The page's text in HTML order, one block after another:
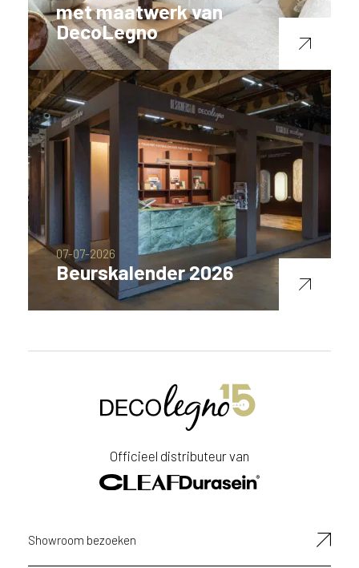
met maatwerk van
DecoLegno
07-07-2026
Beurskalender 2026
Officieel distributeur van
Showroom bezoeken